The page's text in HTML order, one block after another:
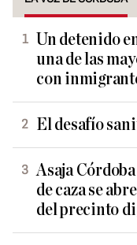
Un detenido
una de las
con
El desafío
Asaja
de caza se
del precinto